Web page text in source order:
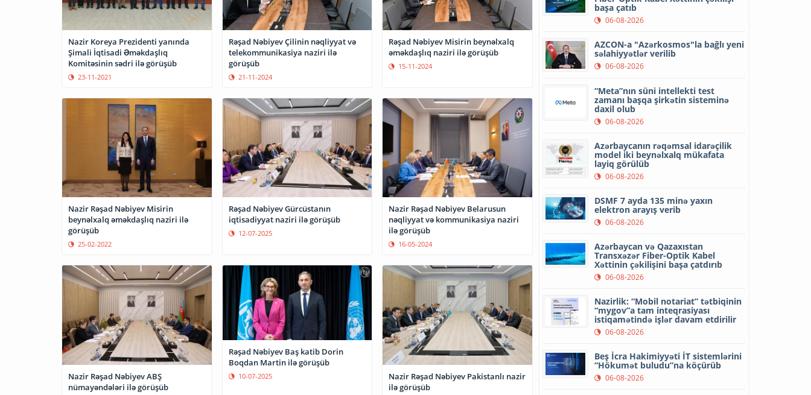
Nazir Koreya Prezidenti yanında
Şimali İqtisadi Əməkdaşlıq
Komitəsinin sədri ilə görüşüb
23-11-2021
Rəşad Nəbiyev Çilinin nəqliyyat və
telekommunikasiya naziri ilə
görüşüb
21-11-2024
Rəşad Nəbiyev Misirin beynəlxalq
əməkdaşlıq naziri ilə görüşüb
15-11-2024
Nazir Rəşad Nəbiyev Misirin
beynəlxalq əməkdaşlıq naziri ilə
görüşüb
25-02-2022
Rəşad Nəbiyev Gürcüstanın
iqtisadiyyat naziri ilə görüşüb
12-07-2025
Nazir Rəşad Nəbiyev Belarusun
nəqliyyat və kommunikasiya naziri
ilə görüşüb
16-05-2024
Nazir Rəşad Nəbiyev ABŞ
nümayəndələri ilə görüşüb
Rəşad Nəbiyev Baş katib Dorin
Boqdan Martin ilə görüşüb
10-07-2025
Nazir Rəşad Nəbiyev Pakistanlı nazir
ilə görüşüb
başa çatıb
06-08-2026
AZCON-a "Azərkosmos"la bağlı yeni
səlahiyyətlər verilib
06-08-2026
“Meta”nın süni intellekti test
zamanı başqa şirkətin sisteminə
daxil olub
06-08-2026
Azərbaycanın rəqəmsal idarəçilik
model iki beynəlxalq mükafata
layiq görülüb
06-08-2026
DSMF 7 ayda 135 minə yaxın
elektron arayış verib
06-08-2026
Azərbaycan və Qazaxıstan
Transxəzər Fiber-Optik Kabel
Xəttinin çəkilişini başa çatdırıb
06-08-2026
Nazirlik: “Mobil notariat” tətbiqinin
“mygov”a tam inteqrasiyası
istiqamətində işlər davam etdirilir
06-08-2026
Beş İcra Hakimiyyəti İT sistemlərini
“Hökumət buludu”na köçürüb
06-08-2026